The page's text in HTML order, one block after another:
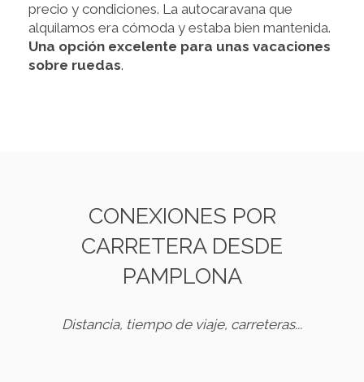
precio y condiciones. La autocaravana que
alquilamos era cómoda y estaba bien mantenida.
Una opción excelente para unas vacaciones
sobre ruedas.
CONEXIONES POR
CARRETERA DESDE
PAMPLONA
Distancia, tiempo de viaje, carreteras...